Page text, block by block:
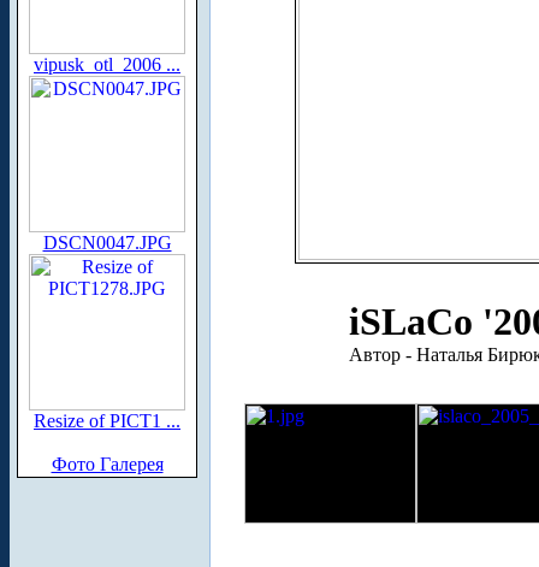
vipusk_otl_2006 ...
DSCN0047.JPG
Resize of PICT1 ...
Фото Галерея
iSLaCo
Автор - Наталья